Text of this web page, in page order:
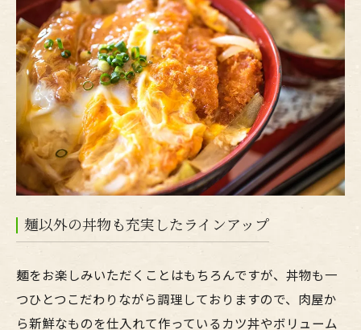
麺以外の丼物も充実したラインアップ
麺をお楽しみいただくことはもちろんですが、丼物も一
つひとつこだわりながら調理しておりますので、肉屋か
ら新鮮なものを仕入れて作っているカツ丼やボリューム